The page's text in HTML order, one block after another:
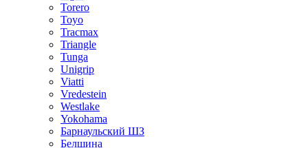
Torero
Toyo
Tracmax
Triangle
Tunga
Unigrip
Viatti
Vredestein
Westlake
Yokohama
Барнаульский ШЗ
Белшина